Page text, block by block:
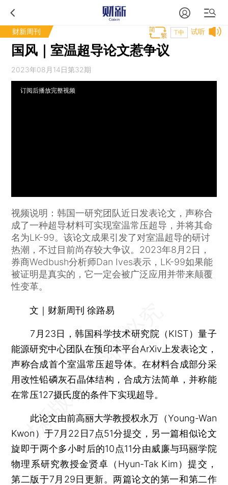
财新周刊 试听
T中
国风｜室温超导论文惹争议
2023年08月14日第32期
订阅后播放完整视频
视频说明：韩国一研究团队近日发表论文，声称合
成了一种超导材料可实现室温常压超导，并将其命
名为LK-99。该论文成果引发了对室温超导的研讨
热潮，不过目前尚存较大争议。2023年8月2日，
券商Wedbush分析师Dan Ives表示，LK-99如果能
被证明是真实的，它一定会被广泛应用并带来颠覆
性变革。
文｜财新周刊 徐路易
7月23日，韩国科学技术研究院（KIST）量子
能源研究中心团队在预印本平台ArXiv上发表论文，
声称合成首个室温常压超导体。在材料合成部分采
用改性铅磷灰石晶体结构，合成方法简单，并称能
在常压127摄氏度的条件下实现超导。
此论文由前高丽大学教授权永万（Young-Wan
Kwon）于7月22日7点51分提交，另一篇相似论文
旋即于两个多小时后的10点11分由威廉与玛丽学院
物理系研究教授金贤卓（Hyun-Tak Kim）提交，
第二版于7月29日更新。两篇论文的第一和第二作